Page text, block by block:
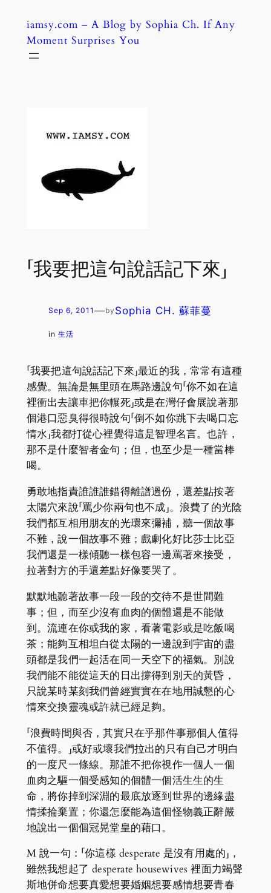
content
iamsy.com – A Blog by Sophia Ch. If Any
Moment Surprises You
「我要把這句說話記下來」
Sep 6, 2011 —by Sophia CH. 蘇菲蔓
in 生活
「我要把這句說話記下來」最近的我，常常有這種
感覺。無論是無里頭在馬路邊說句「你不如在這
裡衝出去讓車把你輾死」或是在灣仔會展說著那
個港口惡臭得很時說句「倒不如你跳下去喝口忘
情水」我都打從心裡覺得這是智理名言。也許，
那不是什麼智者金句；但，也至少是一種當棒
喝。
勇敢地指責誰誰誰錯得離譜過份，還差點按著
太陽穴來說「罵少你兩句也不成」。浪費了的光陰
我們都互相用朋友的光環來彌補，聽一個故事
不難，說一個故事不難；戲劇化好比莎士比亞
我們還是一樣傾聽一樣包容一邊罵著來接受，
拉著對方的手還差點好像要哭了。
默默地聽著故事一段一段的交待不是世間難
事；但，而至少沒有血肉的個體還是不能做
到。流連在你或我的家，看著電影或是吃飯喝
茶；能夠互相坦白從太陽的一邊說到宇宙的盡
頭都是我們一起活在同一天空下的福氣。別說
我們能不能從這天的日出撐得到別天的黃昏，
只說某時某刻我們曾經實實在在地用誠懇的心
情來交換靈魂或許就已經足夠。
「浪費時間與否，其實只在乎那件事那個人值得
不值得。」或好或壞我們拉出的只有自己才明白
的一度尺一條線。那誰不把你視作一個人一個
血肉之驅一個受感知的個體一個活生生的生
命，將你掉到深淵的最底放逐到世界的邊緣盡
情揉掄棄置；你還怎麼能為這個怪物義正辭嚴
地說出一個個冠晃堂皇的藉口。
M 說一句：「你這樣 desperate 是沒有用處的」，
雖然我想起了 desperate housewives 裡面力竭聲
斯地併命想要真愛想要婚姻想要感情想要青春